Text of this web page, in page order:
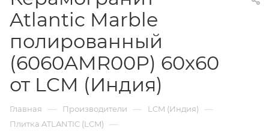
Atlantic Marble
полированный
(6060AMR00P) 60x60
от LCM (Индия)
Главная — Производители — LCM (Индия) —
Плитка ATLANTIC (LCM) —